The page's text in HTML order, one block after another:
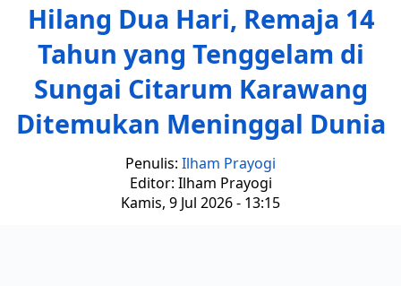
Hilang Dua Hari, Remaja 14
Tahun yang Tenggelam di
Sungai Citarum Karawang
Ditemukan Meninggal Dunia
Penulis: Ilham Prayogi
Editor: Ilham Prayogi
Kamis, 9 Jul 2026 - 13:15